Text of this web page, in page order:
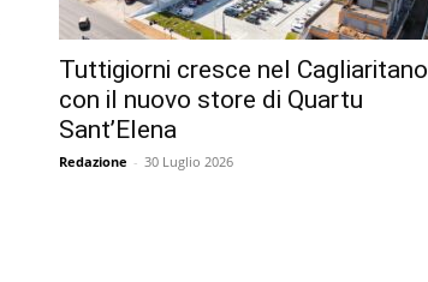
Tuttigiorni cresce nel Cagliaritano
con il nuovo store di Quartu
Sant’Elena
Redazione - 30 Luglio 2026